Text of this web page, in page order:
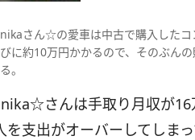
nikaさん☆の愛車は中古で購入した
びに約10万円かかるので、そのぶん
る。
さんは手取り月収が16
支出がオーバーしてしまっ